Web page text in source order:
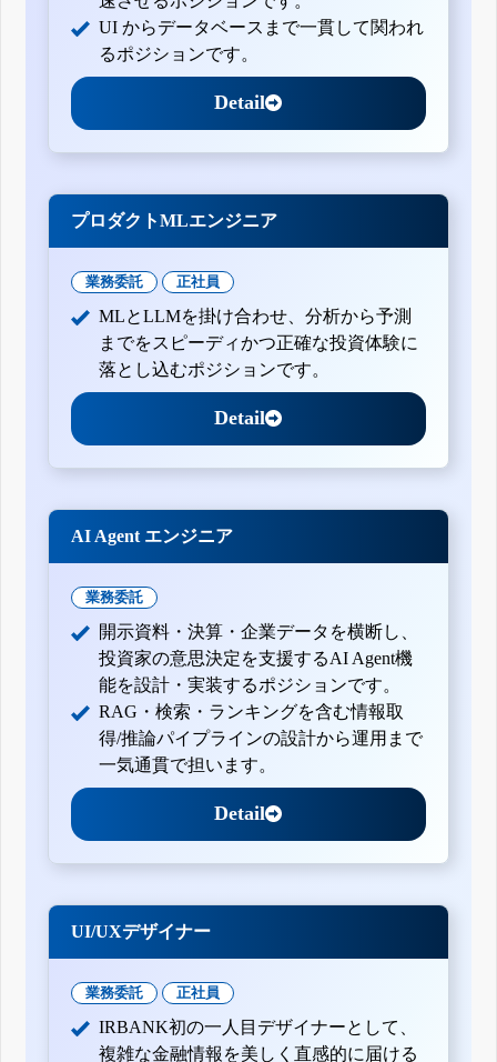
UI からデータベースまで一貫して関われ
るポジションです。
Detail
プロダクトMLエンジニア
業務委託 正社員
MLとLLMを掛け合わせ、分析から予測
までをスピーディかつ正確な投資体験に
落とし込むポジションです。
Detail
AI Agent エンジニア
業務委託
開示資料・決算・企業データを横断し、
投資家の意思決定を支援するAI Agent機
能を設計・実装するポジションです。
RAG・検索・ランキングを含む情報取
得/推論パイプラインの設計から運用まで
一気通貫で担います。
Detail
UI/UXデザイナー
業務委託 正社員
IRBANK初の一人目デザイナーとして、
複雑な金融情報を美しく直感的に届ける